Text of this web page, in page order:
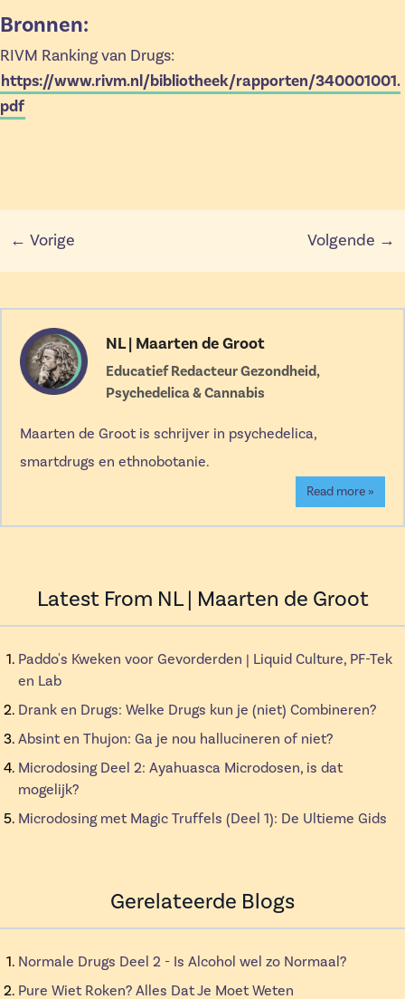
Bronnen:
RIVM Ranking van Drugs:
https://www.rivm.nl/bibliotheek/rapporten/340001001.
pdf
← Vorige Volgende →
NL | Maarten de Groot
Educatief Redacteur Gezondheid,
Psychedelica & Cannabis
Maarten de Groot is schrijver in psychedelica,
smartdrugs en ethnobotanie.
Read more »
Latest From NL | Maarten de Groot
Paddo's Kweken voor Gevorderden | Liquid Culture, PF-Tek
en Lab
Drank en Drugs: Welke Drugs kun je (niet) Combineren?
Absint en Thujon: Ga je nou hallucineren of niet?
Microdosing Deel 2: Ayahuasca Microdosen, is dat
mogelijk?
Microdosing met Magic Truffels (Deel 1): De Ultieme Gids
Gerelateerde Blogs
Normale Drugs Deel 2 - Is Alcohol wel zo Normaal?
Pure Wiet Roken? Alles Dat Je Moet Weten